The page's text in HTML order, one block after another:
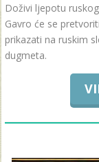
Doživi ljepotu
Gavro će se
prikazati na ruskim
dugmeta.